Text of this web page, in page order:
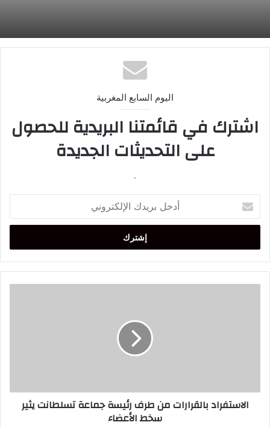
اليوم السابع المغربية
اشترك في قائمتنا البريدية للحصول
على التحديثات الجديدة
.
بريدك
الإلكتروني
سخط
الأعضاء
الاستفراد بالقرارات من طرف رئيسة جماعة تسلطانت يثير
سخط الأعضاء